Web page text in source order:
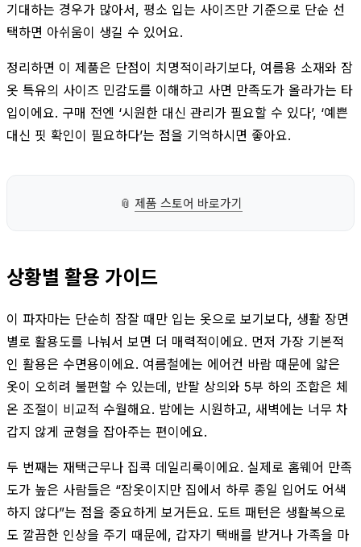
기대하는 경우가 많아서, 평소 입는 사이즈만 기준으로 단순 선
택하면 아쉬움이 생길 수 있어요.
정리하면 이 제품은 단점이 치명적이라기보다, 여름용 소재와 잠
옷 특유의 사이즈 민감도를 이해하고 사면 만족도가 올라가는 타
입이에요. 구매 전엔 ‘시원한 대신 관리가 필요할 수 있다’, ‘예쁜
대신 핏 확인이 필요하다’는 점을 기억하시면 좋아요.
📎 제품 스토어 바로가기
상황별 활용 가이드
이 파자마는 단순히 잠잘 때만 입는 옷으로 보기보다, 생활 장면
별로 활용도를 나눠서 보면 더 매력적이에요. 먼저 가장 기본적
인 활용은 수면용이에요. 여름철에는 에어컨 바람 때문에 얇은
옷이 오히려 불편할 수 있는데, 반팔 상의와 5부 하의 조합은 체
온 조절이 비교적 수월해요. 밤에는 시원하고, 새벽에는 너무 차
갑지 않게 균형을 잡아주는 편이에요.
두 번째는 재택근무나 집콕 데일리룩이에요. 실제로 홈웨어 만족
도가 높은 사람들은 “잠옷이지만 집에서 하루 종일 입어도 어색
하지 않다”는 점을 중요하게 보거든요. 도트 패턴은 생활복으로
도 깔끔한 인상을 주기 때문에, 갑자기 택배를 받거나 가족을 마